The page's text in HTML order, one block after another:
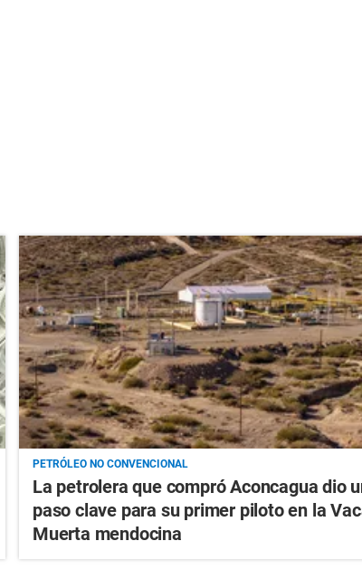
PETRÓLEO NO CONVENCIONAL
La petrolera que compró Aconcagua dio
paso clave para su primer piloto en la
Muerta mendocina